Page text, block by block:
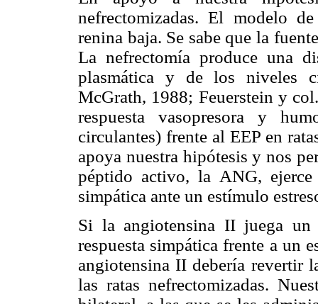
nefrectomizadas. El modelo
renina baja. Se sabe que la
La nefrectomía produce una
plasmática y de los niveles
McGrath, 1988; Feuerstein y
respuesta vasopresora y
circulantes) frente al EEP en
apoya nuestra hipótesis y nos
péptido activo, la ANG,
simpática ante un estímulo
Si la angiotensina II juega
respuesta simpática frente a un
angiotensina II debería revertir
las ratas nefrectomizadas.